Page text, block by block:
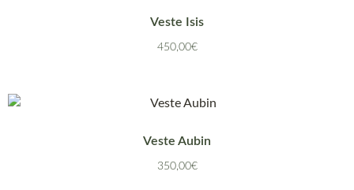
Veste Isis
450,00€
Veste Aubin
350,00€